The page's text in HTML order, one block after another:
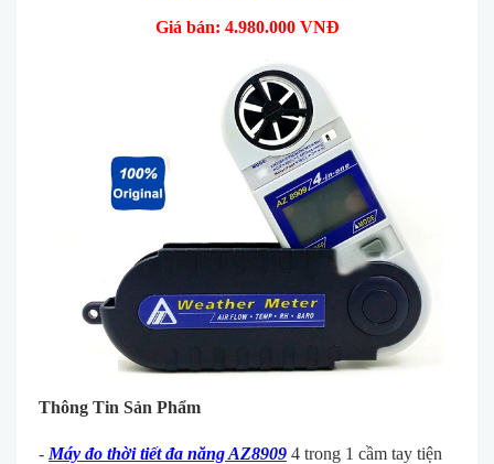
Giá bán: 4.980.000 VNĐ
Thông Tin Sản Phẩm
- Máy đo thời tiết đa năng AZ8909 4 trong 1 cầm tay tiện